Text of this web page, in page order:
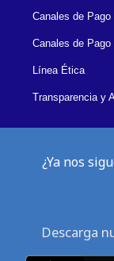
Canales de Pago
Canales de Pago
Línea Ética
Transparencia y
¿Ya nos
Descarga